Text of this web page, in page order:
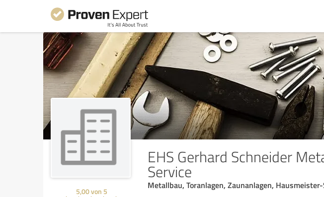
EHS Gerhard Schneider
Service
Metallbau, Toranlagen, Zaunanlagen,
5,00von 5